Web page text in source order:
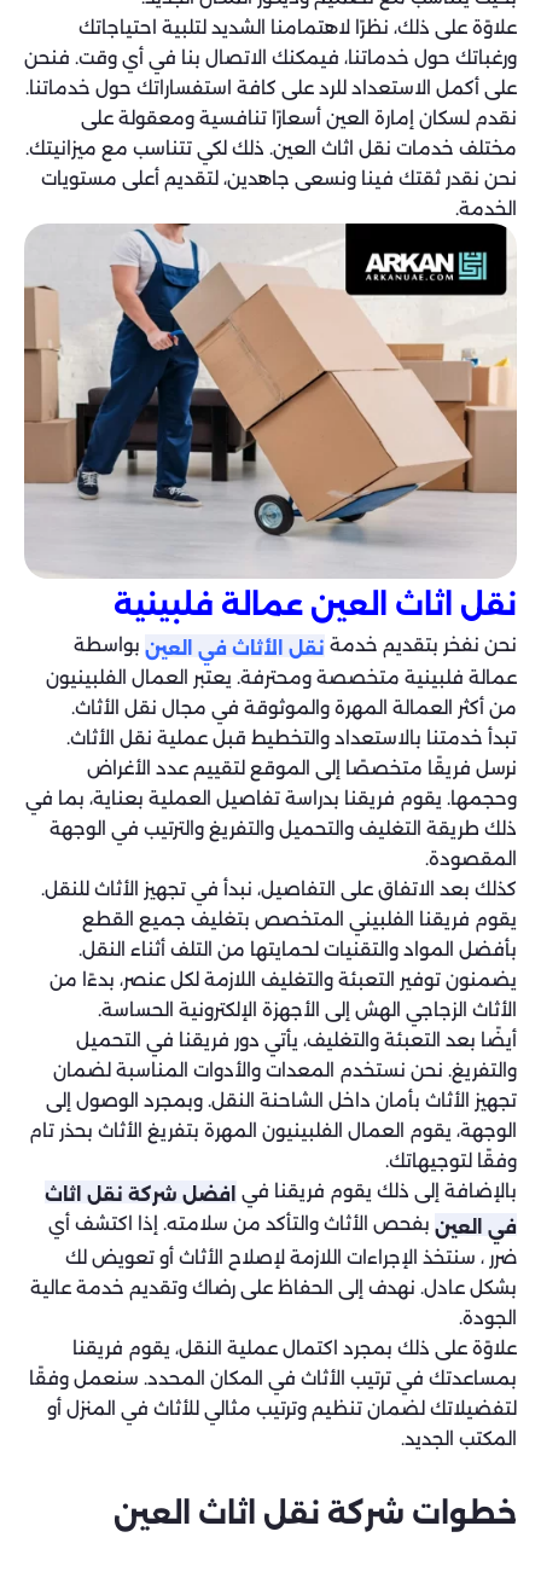
علاوًة على ذلك، نظرًا لاهتمامنا الشديد لتلبية احتياجاتك
ورغباتك حول خدماتنا، فيمكنك الاتصال بنا في أي وقت. فنحن
على أكمل الاستعداد للرد على كافة استفساراتك حول خدماتنا.
نقدم لسكان إمارة العين أسعارًا تنافسية ومعقولة على
مختلف خدمات نقل اثاث العين. ذلك لكي تتناسب مع ميزانيتك.
نحن نقدر ثقتك فينا ونسعى جاهدين، لتقديم أعلى مستويات
الخدمة.
نقل اثاث العين عمالة فلبينية
نحن نفخر بتقديم خدمة نقل الأثاث في العين بواسطة
عمالة فلبينية متخصصة ومحترفة. يعتبر العمال الفلبينيون
من أكثر العمالة المهرة والموثوقة في مجال نقل الأثاث.
تبدأ خدمتنا بالاستعداد والتخطيط قبل عملية نقل الأثاث.
نرسل فريقًا متخصصًا إلى الموقع لتقييم عدد الأغراض
وحجمها. يقوم فريقنا بدراسة تفاصيل العملية بعناية، بما في
ذلك طريقة التغليف والتحميل والتفريغ والترتيب في الوجهة
المقصودة.
كذلك بعد الاتفاق على التفاصيل، نبدأ في تجهيز الأثاث للنقل.
يقوم فريقنا الفلبيني المتخصص بتغليف جميع القطع
بأفضل المواد والتقنيات لحمايتها من التلف أثناء النقل.
يضمنون توفير التعبئة والتغليف اللازمة لكل عنصر، بدءًا من
الأثاث الزجاجي الهش إلى الأجهزة الإلكترونية الحساسة.
أيضًا بعد التعبئة والتغليف، يأتي دور فريقنا في التحميل
والتفريغ. نحن نستخدم المعدات والأدوات المناسبة لضمان
تجهيز الأثاث بأمان داخل الشاحنة النقل. وبمجرد الوصول إلى
الوجهة، يقوم العمال الفلبينيون المهرة بتفريغ الأثاث بحذر تام
وفقًا لتوجيهاتك.
بالإضافة إلى ذلك يقوم فريقنا في افضل شركة نقل اثاث
في العين بفحص الأثاث والتأكد من سلامته. إذا اكتشف أي
ضرر ، سنتخذ الإجراءات اللازمة لإصلاح الأثاث أو تعويض لك
بشكل عادل. نهدف إلى الحفاظ على رضاك وتقديم خدمة عالية
الجودة.
علاوًة على ذلك بمجرد اكتمال عملية النقل، يقوم فريقنا
بمساعدتك في ترتيب الأثاث في المكان المحدد. سنعمل وفقًا
لتفضيلاتك لضمان تنظيم وترتيب مثالي للأثاث في المنزل أو
المكتب الجديد.
خطوات شركة نقل اثاث العين